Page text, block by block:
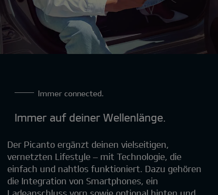
Immer connected.
Immer auf deiner Wellenlänge.
Der Picanto ergänzt deinen vielseitigen,
vernetzten Lifestyle – mit Technologie, die
einfach und nahtlos funktioniert. Dazu gehören
die Integration von Smartphones, ein